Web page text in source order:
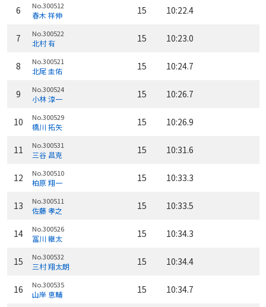
6 No.300512
春木 祥伸 15 10:22.4
7 No.300522
北村 有 15 10:23.0
8 No.300521
北尾 圭佑 15 10:24.7
9 No.300524
小林 淳一 15 10:26.7
10 No.300529
橋川 拓矢 15 10:26.9
11 No.300531
三谷 昌克 15 10:31.6
12 No.300510
柏原 翔一 15 10:33.3
13 No.300511
佐藤 孝之 15 10:33.5
14 No.300526
冨川 継太 15 10:34.3
15 No.300532
三村 翔太朗 15 10:34.4
16 No.300535
山岸 恵輔 15 10:34.7